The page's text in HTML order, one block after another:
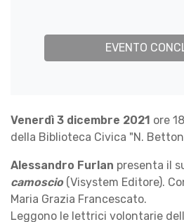
EVENTO
Venerdì 3 dicembre 2021 ore
della Biblioteca Civica "N.
Alessandro Furlan presenta il
camoscio (Visystem Editore).
Maria Grazia Francescato.
Leggono le lettrici volontarie